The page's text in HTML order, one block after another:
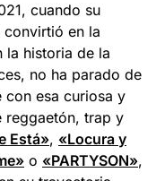
cuando su
convirtió en la
la historia de la
no ha parado de
con esa curiosa y
reggaetón, trap y
Está», «Locura y
o «PARTYSON»,